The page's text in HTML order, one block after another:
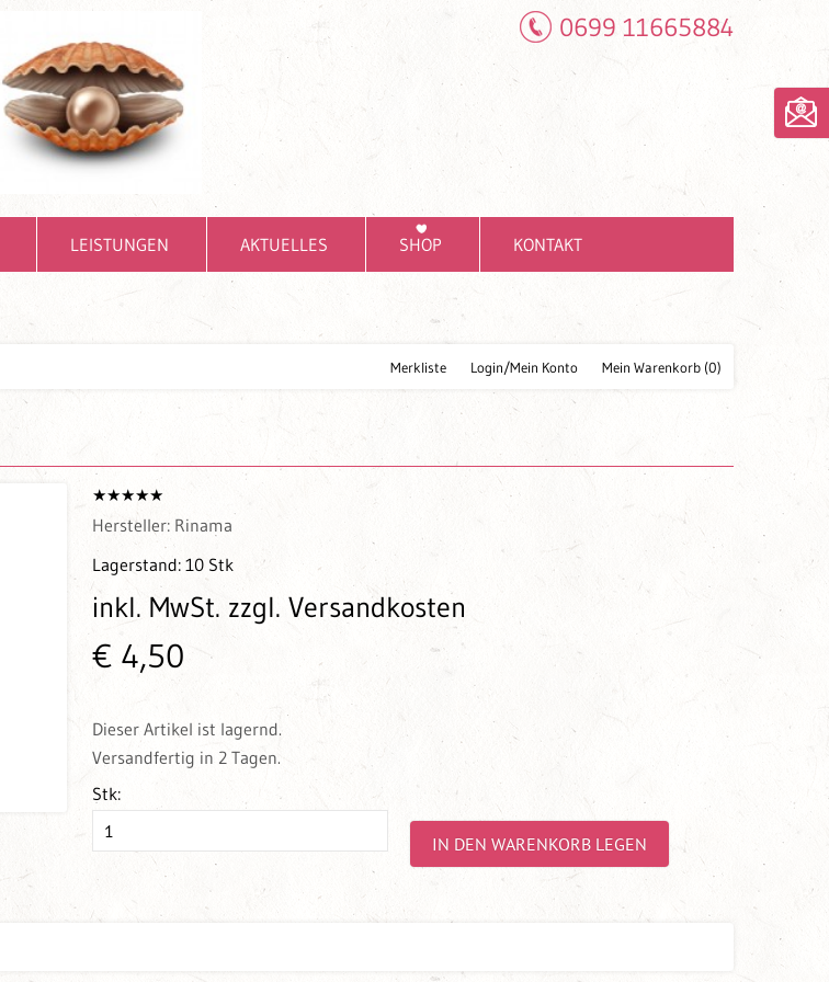
0699 11665884
LEISTUNGEN AKTUELLES SHOP KONTAKT
Mein Warenkorb (0)
Login/Mein Konto
Merkliste
Hersteller: Rinama
Lagerstand: 10 Stk
inkl. MwSt. zzgl. Versandkosten
€ 4,50
Dieser Artikel ist lagernd.
Versandfertig in 2 Tagen.
Stk:
IN DEN WARENKORB LEGEN